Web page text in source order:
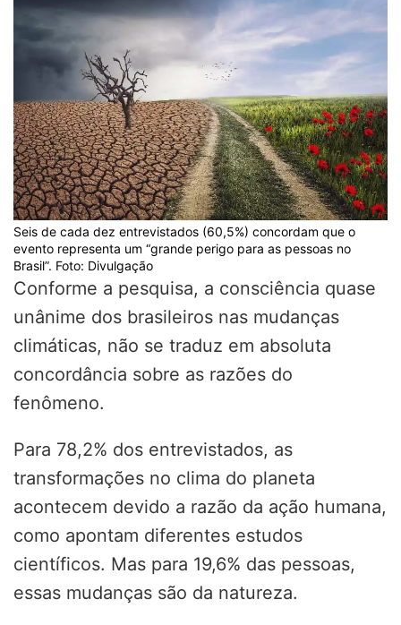
Seis de cada dez entrevistados (60,5%) concordam que o
evento representa um “grande perigo para as pessoas no
Brasil”. Foto: Divulgação
Conforme a pesquisa, a consciência quase
unânime dos brasileiros nas mudanças
climáticas, não se traduz em absoluta
concordância sobre as razões do
fenômeno.
Para 78,2% dos entrevistados, as
transformações no clima do planeta
acontecem devido a razão da ação humana,
como apontam diferentes estudos
científicos. Mas para 19,6% das pessoas,
essas mudanças são da natureza.